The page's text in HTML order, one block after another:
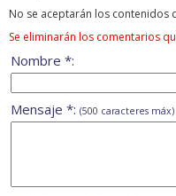
No se aceptarán los
Se eliminarán los comentarios
Nombre *:
Mensaje *: (500 caracteres máx)